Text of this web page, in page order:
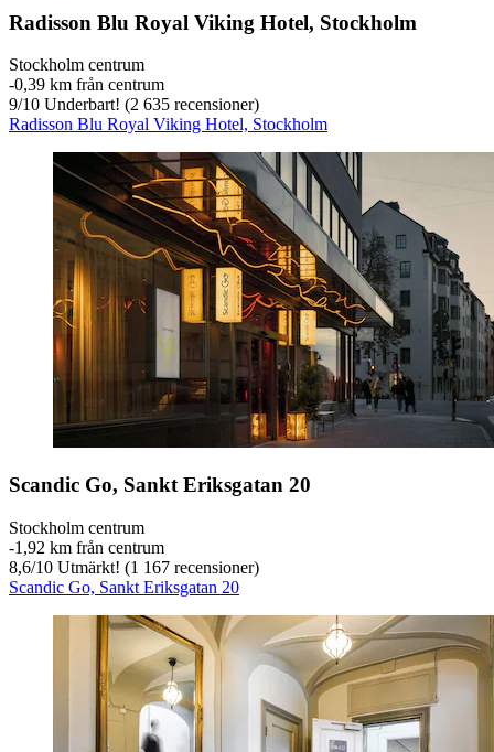
Radisson Blu Royal Viking Hotel, Stockholm
Stockholm centrum
‐0,39 km från centrum
9/10 Underbart! (2 635 recensioner)
Radisson Blu Royal Viking Hotel, Stockholm
Scandic Go, Sankt Eriksgatan 20
Stockholm centrum
‐1,92 km från centrum
8,6/10 Utmärkt! (1 167 recensioner)
Scandic Go, Sankt Eriksgatan 20